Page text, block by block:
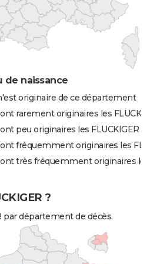
de naissance
originaire de ce département
rarement originaires les
peu originaires les FLUCKIGER
fréquemment originaires les
très fréquemment originaires
?
par département de décès.